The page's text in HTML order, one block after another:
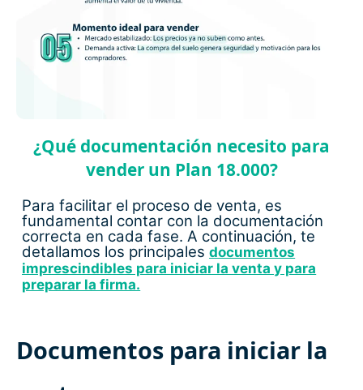
¿Qué documentación necesito para
vender un Plan 18.000?
Para facilitar el proceso de venta, es
fundamental contar con la documentación
correcta en cada fase. A continuación, te
detallamos los principalesdocumentos
imprescindibles para iniciar la venta y para
preparar la firma.
Documentos para iniciar la